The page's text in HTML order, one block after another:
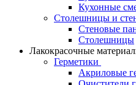
Кухонные
Столешницы и
Стеновые
Столешницы
Лакокрасочные
Герметики
Акриловые